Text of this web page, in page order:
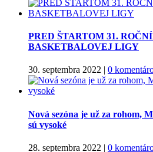
PRED ŠTARTOM 31.
BASKETBALOVEJ LIGY
30. septembra 2022 | 0
Nová sezóna je už za rohom,
sú vysoké
28. septembra 2022 | 0